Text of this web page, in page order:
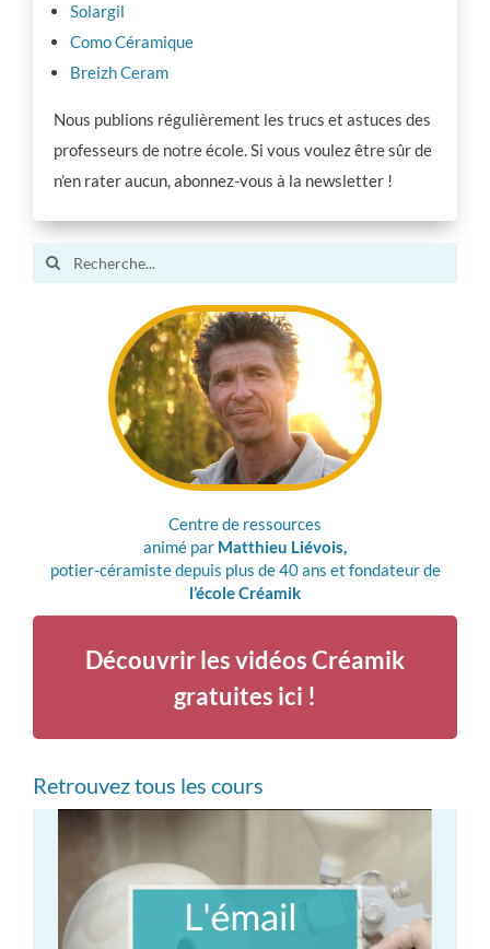
Solargil
Como Céramique
Breizh Ceram
Nous publions régulièrement les trucs et astuces des
professeurs de notre école. Si vous voulez être sûr de
n’en rater aucun, abonnez-vous à la newsletter !
Search
for:
Centre de ressources
animé par Matthieu Liévois,
potier-céramiste depuis plus de 40 ans et fondateur de
l’école Créamik
Découvrir les vidéos Créamik
gratuites ici !
Retrouvez tous les cours